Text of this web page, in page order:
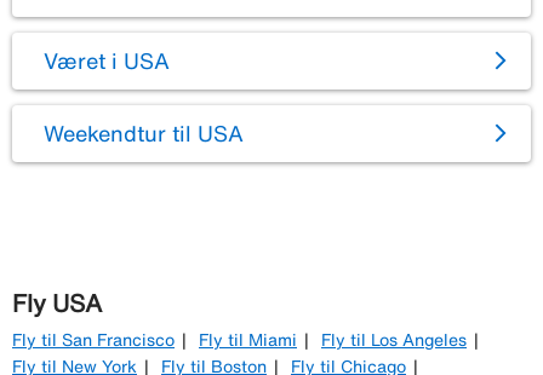
Været i USA
Weekendtur til USA
Fly USA
Fly til San Francisco Fly til Miami
Fly til Los Angeles
Fly til New York
Fly til Boston Fly til Chicago